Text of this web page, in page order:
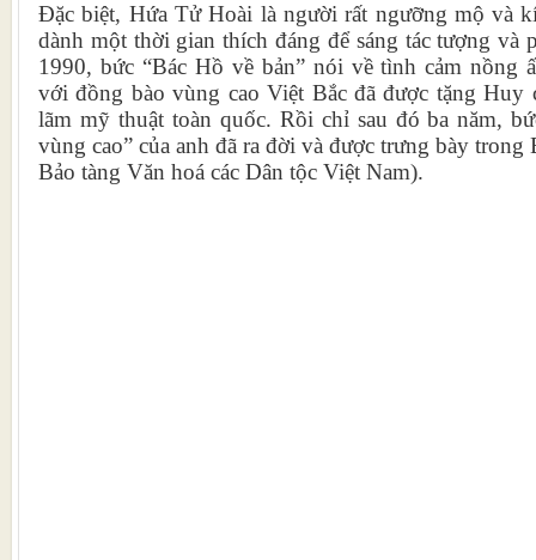
Đặc biệt, Hứa Tử Hoài là người rất ngưỡng mộ và
dành một thời gian thích đáng để sáng tác tượng và
1990, bức “Bác Hồ về bản” nói về tình cảm nồng
với đồng bào vùng cao Việt Bắc đã được tặng Huy
lãm mỹ thuật toàn quốc. Rồi chỉ sau đó ba năm,
vùng cao” của anh đã ra đời và được trưng bày trong
Bảo tàng Văn hoá các Dân tộc Việt Nam).